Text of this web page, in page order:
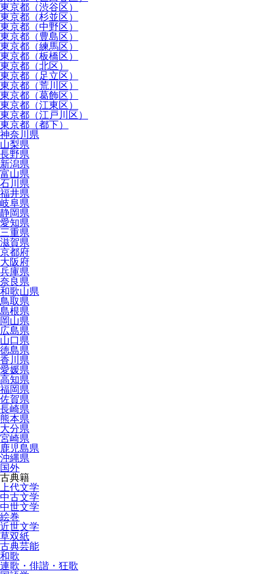
東京都（渋谷区）
東京都（杉並区）
東京都（中野区）
東京都（豊島区）
東京都（練馬区）
東京都（板橋区）
東京都（北区）
東京都（足立区）
東京都（荒川区）
東京都（葛飾区）
東京都（江東区）
東京都（江戸川区）
東京都（都下）
神奈川県
山梨県
長野県
新潟県
富山県
石川県
福井県
岐阜県
静岡県
愛知県
三重県
滋賀県
京都府
大阪府
兵庫県
奈良県
和歌山県
鳥取県
島根県
岡山県
広島県
山口県
徳島県
香川県
愛媛県
高知県
福岡県
佐賀県
長崎県
熊本県
大分県
宮崎県
鹿児島県
沖縄県
国外
古典籍
上代文学
中古文学
中世文学
絵巻
近世文学
草双紙
古典芸能
和歌
連歌・俳諧・狂歌